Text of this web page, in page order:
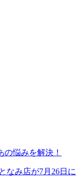
の悩みを解決！
なみ店が7月26日に